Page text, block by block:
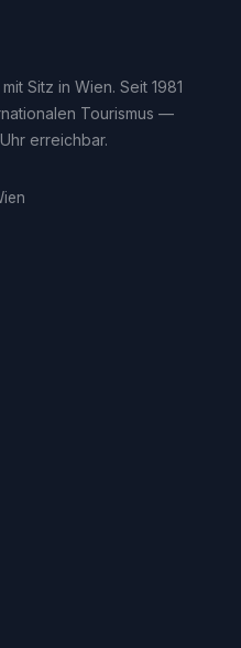
Sitz in Wien. Seit 1981
Tourismus —
erreichbar.